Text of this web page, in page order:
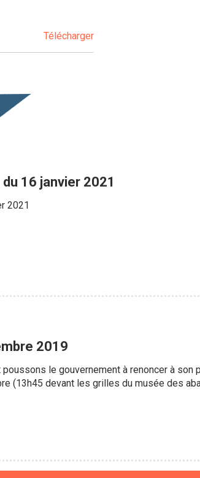
Télécharger
16 janvier 2021
2021
2019
le gouvernement à renoncer à son
(13h45 devant les grilles du musée des